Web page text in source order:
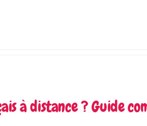
à distance ? Guide